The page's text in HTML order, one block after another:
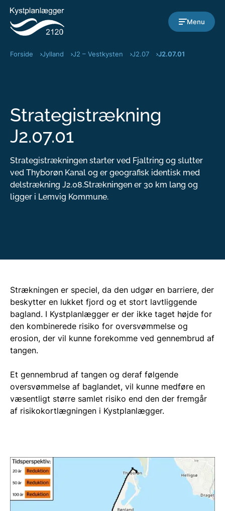
Menu
Forside Jylland J2 – Vestkysten J2.07 J2.07.01
Strategistrækning
J2.07.01
Strategistrækningen starter ved Fjaltring og slutter
ved Thyborøn Kanal og er geografisk identisk med
delstrækning J2.08.Strækningen er 30 km lang og
ligger i Lemvig Kommune.
Strækningen er speciel, da den udgør en barriere, der
beskytter en lukket fjord og et stort lavtliggende
bagland. I Kystplanlægger er der ikke taget højde for
den kombinerede risiko for oversvømmelse og
erosion, der vil kunne forekomme ved gennembrud af
tangen.
Et gennembrud af tangen og deraf følgende
oversvømmelse af baglandet, vil kunne medføre en
væsentligt større samlet risiko end den der fremgår
af risikokortlægningen i Kystplanlægger.